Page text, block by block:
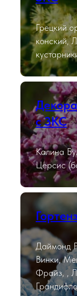
Грецкий
конский,
с ЗКС
Калина
Церсис
Даймонд
Винки,
Фрайз, ,